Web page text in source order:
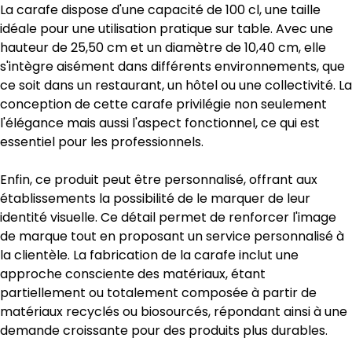
La carafe dispose d'une capacité de 100 cl, une taille
idéale pour une utilisation pratique sur table. Avec une
hauteur de 25,50 cm et un diamètre de 10,40 cm, elle
s'intègre aisément dans différents environnements, que
ce soit dans un restaurant, un hôtel ou une collectivité. La
conception de cette carafe privilégie non seulement
l'élégance mais aussi l'aspect fonctionnel, ce qui est
essentiel pour les professionnels.
Enfin, ce produit peut être personnalisé, offrant aux
établissements la possibilité de le marquer de leur
identité visuelle. Ce détail permet de renforcer l'image
de marque tout en proposant un service personnalisé à
la clientèle. La fabrication de la carafe inclut une
approche consciente des matériaux, étant
partiellement ou totalement composée à partir de
matériaux recyclés ou biosourcés, répondant ainsi à une
demande croissante pour des produits plus durables.